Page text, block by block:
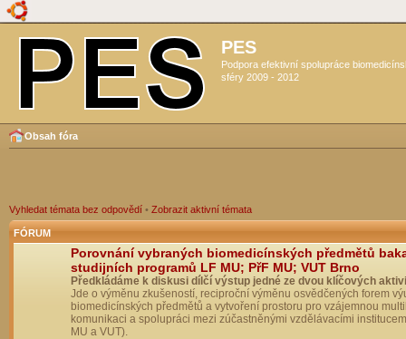
PES
Podpora efektivní spolupráce
sféry 2009 - 2012
Obsah fóra
Vyhledat témata bez odpovědí • Zobrazit aktivní témata
FÓRUM
Porovnání vybraných biomedicínských předmětů
studijních programů LF MU; PřF MU; VUT Brno
Předkládáme k diskusi dílčí výstup jedné ze dvou klíčových
Jde o výměnu zkušeností, reciproční výměnu osvědčených forem
biomedicínských předmětů a vytvoření prostoru pro vzájemnou
komunikaci a spolupráci mezi zúčastněnými vzdělávacími
MU a VUT).